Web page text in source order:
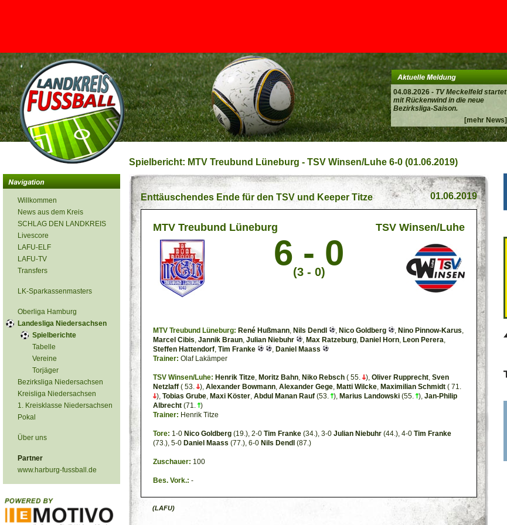
04.08.2026 - TV Meckelfeld startet
mit Rückenwind in die neue
Bezirksliga-Saison.
[mehr News]
<
Willkommen
News aus dem Kreis
SCHLAG DEN LANDKREIS
Livescore
LAFU-ELF
LAFU-TV
Transfers
LK-Sparkassenmasters
Oberliga Hamburg
Landesliga Niedersachsen
Spielberichte
Tabelle
Vereine
Torjäger
Bezirksliga Niedersachsen
Kreisliga Niedersachsen
1. Kreisklasse Niedersachsen
Pokal
Über uns
Partner
www.harburg-fussball.de
Spielbericht: MTV Treubund Lüneburg - TSV Winsen/Luhe 6-0 (01.06.2019)
Enttäuschendes Ende für den TSV und Keeper Titze 01.06.2019
MTV Treubund Lüneburg TSV Winsen/Luhe
6 - 0
(3 - 0)
MTV Treubund Lüneburg: René Hußmann, Nils Dendl , Nico Goldberg , Nino Pinnow-Karus,
Marcel Cibis, Jannik Braun, Julian Niebuhr , Max Ratzeburg, Daniel Horn, Leon Perera,
Steffen Hattendorf, Tim Franke , Daniel Maass
Trainer: Olaf Lakämper
TSV Winsen/Luhe: Henrik Titze, Moritz Bahn, Niko Rebsch ( 55. ), Oliver Rupprecht, Sven
Netzlaff ( 53. ), Alexander Bowmann, Alexander Gege, Matti Wilcke, Maximilian Schmidt ( 71.
), Tobias Grube, Maxi Köster, Abdul Manan Rauf (53. ), Marius Landowski (55. ), Jan-Philip
Albrecht (71. )
Trainer: Henrik Titze
Tore: 1-0 Nico Goldberg (19.), 2-0 Tim Franke (34.), 3-0 Julian Niebuhr (44.), 4-0 Tim Franke
(73.), 5-0 Daniel Maass (77.), 6-0 Nils Dendl (87.)
Zuschauer: 100
Bes. Vork.: -
(LAFU)